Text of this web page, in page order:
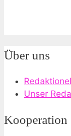
Über uns
Unser
Kooperation